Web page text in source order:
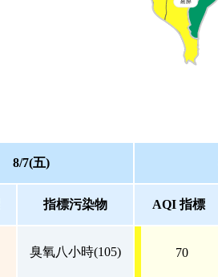
8/7(五)
指標污染物 AQI 指標
臭氧八小時(105) 70